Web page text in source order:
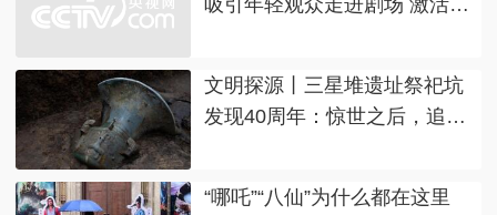
文明探源丨三星堆遗址祭祀坑
发现40周年：惊世之后，追问
“哪吒”“八仙”为什么都在这里